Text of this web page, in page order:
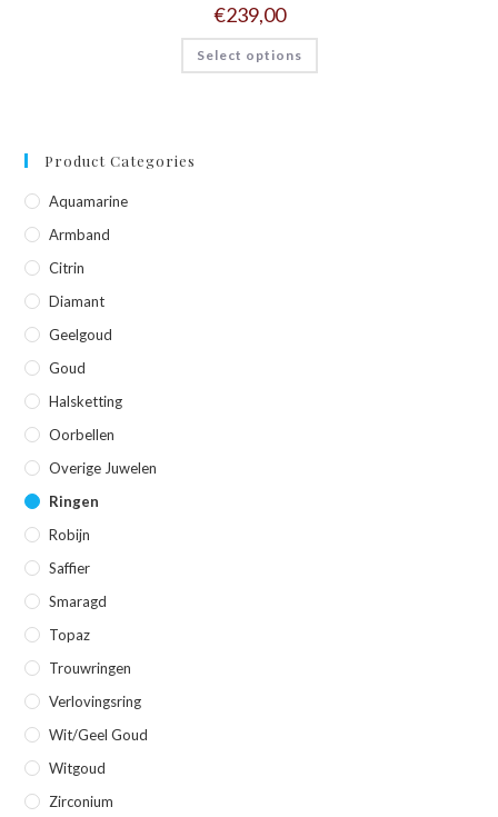
€239,00
Select options
Product Categories
Aquamarine
Armband
Citrin
Diamant
Geelgoud
Goud
Halsketting
Oorbellen
Overige Juwelen
Ringen
Robijn
Saffier
Smaragd
Topaz
Trouwringen
Verlovingsring
Wit/geel Goud
Witgoud
Zirconium